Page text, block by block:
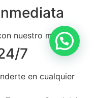
nuestro mariachi.
7
en cualquier